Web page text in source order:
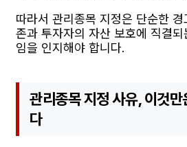
따라서 관리종목 지정은 단순한
존과 투자자의 자산 보호에 직결
임을 인지해야 합니다.
관리종목 지정 사유, 이것만
다